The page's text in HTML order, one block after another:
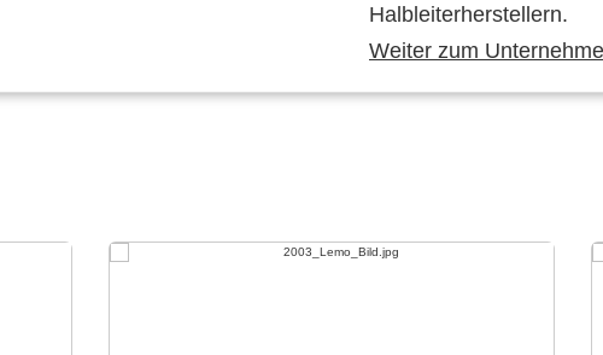
Halbleiterherstellern.
Weiter zum